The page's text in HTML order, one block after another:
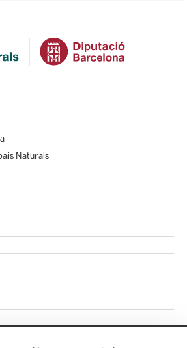
Naturals